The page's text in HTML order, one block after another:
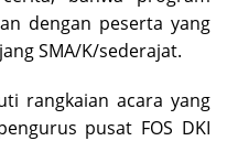
dengan peserta yang
SMA/K/sederajat.
rangkaian acara yang
pusat FOS DKI